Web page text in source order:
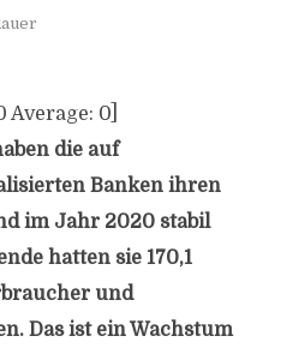
Average: 0]
die auf
Banken ihren
im Jahr 2020 stabil
hatten sie 170,1
und
Das ist ein Wachstum